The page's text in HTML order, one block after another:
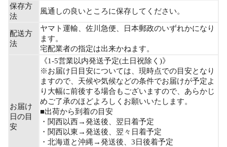
保存方
法
風通しの良いところに保存してください。
配送方
法
ヤマト運輸、佐川急便、日本郵政のいずれかになり
ます。
宅配業者の指定は出来かねます。
お届け
日の目
安
《1-5営業以内発送予定(土日祝除く)》
※お届け日目安については、現時点での目安となり
ますので、天候や気候などの条件でお届けが予定よ
り大幅に前後する場合もございますので、あらかじ
めご了承のほどよろしくお願いいたします。
■出荷から到着の目安
・関西以西→発送後、翌日着予定
・関西以東→発送後、翌々日着予定
・北海道と沖縄→発送後、3日後着予定